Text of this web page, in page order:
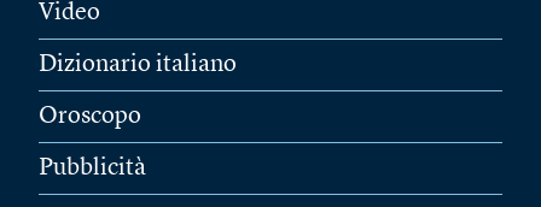
Video
Dizionario italiano
Oroscopo
Pubblicità